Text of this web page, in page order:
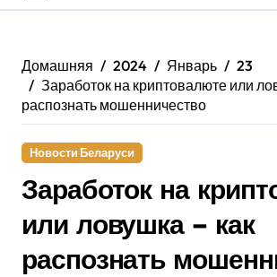
Домашняя 2024 Январь
23
Заработок на криптовалюте или
распознать мошенничество
Новости Беларуси
Заработок на
или ловушка – как
распознать